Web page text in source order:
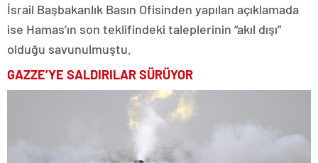
İsrail Başbakanlık Basın Ofisinden yapılan açıklamada
ise Hamas’ın son teklifindeki taleplerinin “akıl dışı”
olduğu savunulmuştu.
GAZZE’YE SALDIRILAR SÜRÜYOR